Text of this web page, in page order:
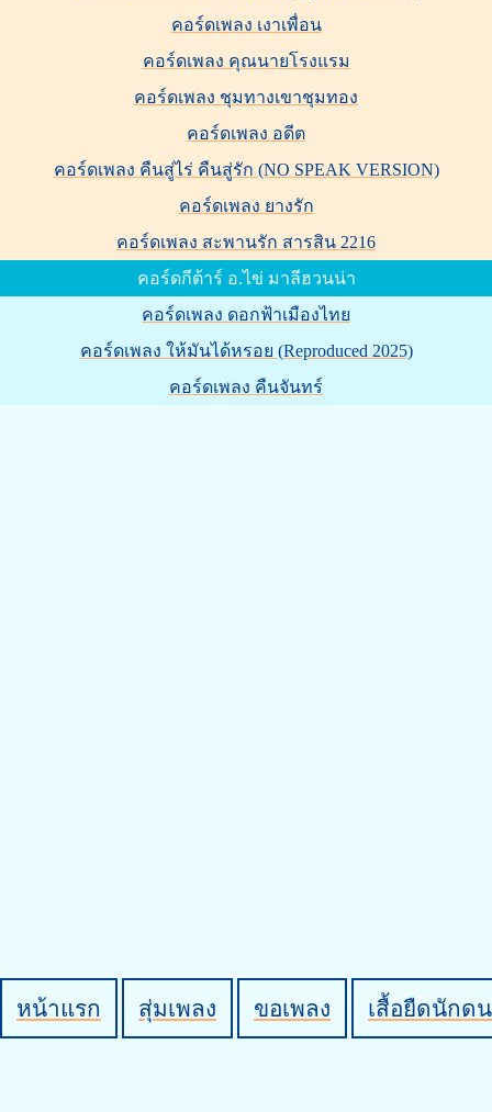
คอร์ดเพลง เงาเพื่อน
คอร์ดเพลง คุณนายโรงแรม
คอร์ดเพลง ชุมทางเขาชุมทอง
คอร์ดเพลง อดีต
คอร์ดเพลง คืนสู่ไร่ คืนสู่รัก (NO SPEAK VERSION)
คอร์ดเพลง ยางรัก
คอร์ดเพลง สะพานรัก สารสิน 2216
คอร์ดกีต้าร์ อ.ไข่ มาลีฮวนน่า
คอร์ดเพลง ดอกฟ้าเมืองไทย
คอร์ดเพลง ให้มันได้หรอย (Reproduced 2025)
คอร์ดเพลง คืนจันทร์
หน้าแรก สุ่มเพลง ขอเพลง เสื้อยืดนักด